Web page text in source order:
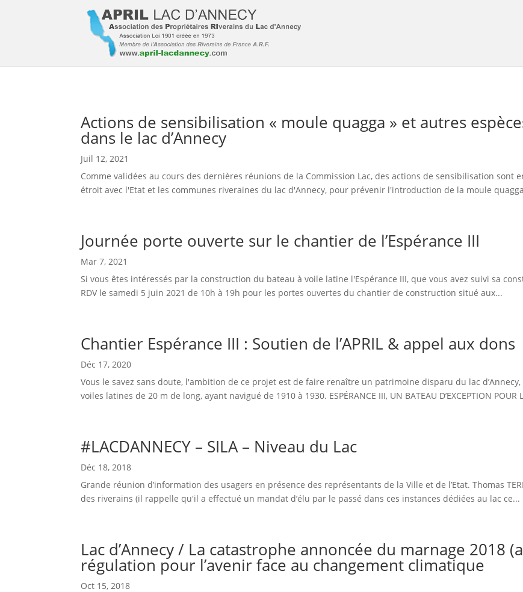
Actions de sensibilisation « moule quagga » et autres
dans le lac d’Annecy
Juil 12, 2021
Comme validées au cours des dernières réunions de la Commission Lac, des actions de sensibilisation sont
étroit avec l'Etat et les communes riveraines du lac d'Annecy, pour prévenir l'introduction de la moule
Journée porte ouverte sur le chantier de l’Espérance III
Mar 7, 2021
Si vous êtes intéressés par la construction du bateau à voile latine l'Espérance III, que vous avez suivi sa
RDV le samedi 5 juin 2021 de 10h à 19h pour les portes ouvertes du chantier de construction situé aux...
Chantier Espérance III : Soutien de l’APRIL & appel aux dons
Déc 17, 2020
Vous le savez sans doute, l'ambition de ce projet est de faire renaître un patrimoine disparu du lac
voiles latines de 20 m de long, ayant navigué de 1910 à 1930. ESPÉRANCE III, UN BATEAU D’EXCEPTION POUR
#LACDANNECY – SILA – Niveau du Lac
Déc 18, 2018
Grande réunion d’information des usagers en présence des représentants de la Ville et de l’Etat. Thomas
des riverains (il rappelle qu'il a effectué un mandat d’élu par le passé dans ces instances dédiées au lac ce...
Lac d’Annecy / La catastrophe annoncée du marnage 2018
régulation pour l’avenir face au changement climatique
Oct 15, 2018